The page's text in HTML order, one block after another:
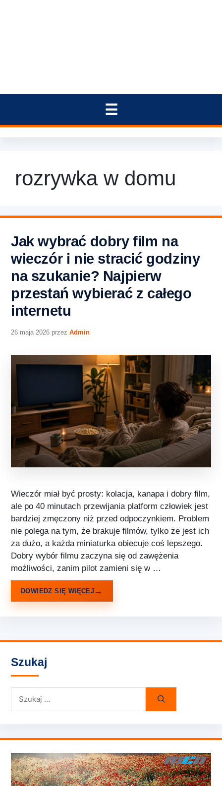
rozrywka w domu
Jak wybrać dobry film na
wieczór i nie stracić godziny
na szukanie? Najpierw
przestań wybierać z całego
internetu
26 maja 2026 przez Admin
Wieczór miał być prosty: kolacja, kanapa i dobry film,
ale po 40 minutach przewijania platform człowiek jest
bardziej zmęczony niż przed odpoczynkiem. Problem
nie polega na tym, że brakuje filmów, tylko że jest ich
za dużo, a każda miniaturka obiecuje coś lepszego.
Dobry wybór filmu zaczyna się od zawężenia
możliwości, zanim pilot zamieni się w …
DOWIEDZ SIĘ WIĘCEJ
Szukaj